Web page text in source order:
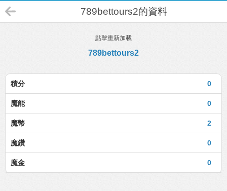
789bettours2的資料
點擊重新加載
789bettours2
0
積分
0
魔能
2
魔幣
0
魔鑽
0
魔金